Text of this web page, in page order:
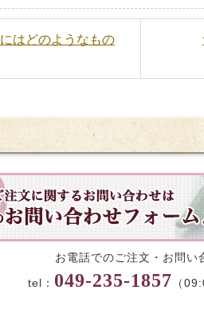
はどのようなもの
お電話でのご注文・お問い
tel： 049-235-1857 （